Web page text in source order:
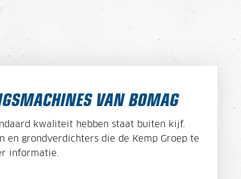
VAN BOMAG
kwaliteit hebben staat buiten kijf.
en grondverdichters die de Kemp Groep te
informatie.